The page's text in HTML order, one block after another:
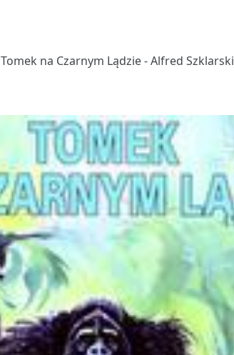
Tomek na Czarnym Lądzie - Alfred Szklarski